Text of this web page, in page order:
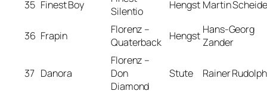
35 Finest Boy
Silentio
Hengst Martin Scheide
36 Frapin
Florenz –
Quaterback
Hengst Hans-Georg
Zander
37 Danora
Florenz –
Don
Diamond
Stute Rainer Rudolph